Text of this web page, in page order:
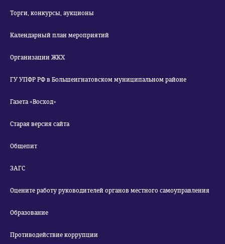
Торги, конкурсы, аукционы
Календарный план мероприятий
Организации ЖКХ
ГУ УПФР РФ в Большеигнатовском муниципальном районе
Газета «Восход»
Старая версия сайта
Общепит
ЗАГС
Оцените работу руководителей органов местного самоуправления
Образование
Противодействие коррупции